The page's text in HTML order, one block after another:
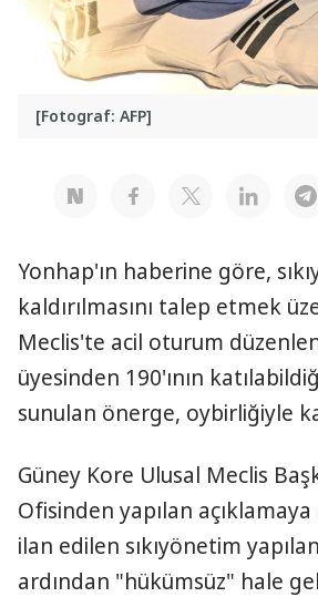
[Fotograf: AFP]
Yonhap'ın haberine göre,
kaldırılmasını talep etmek
Meclis'te acil oturum
üyesinden 190'ının
sunulan önerge, oybirliğiyle
Güney Kore Ulusal Meclis
Ofisinden yapılan
ilan edilen sıkıyönetim
ardından "hükümsüz" hale